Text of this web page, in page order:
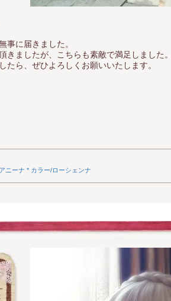
事に届きました。
きましたが、こちらも素敵で満足しました
たら、ぜひよろしくお願いいたします。
ニーナ * カラー/ローシェンナ